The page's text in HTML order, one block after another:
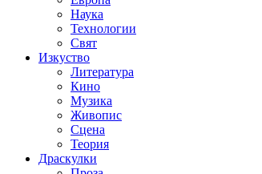
Наука
Технологии
Свят
Изкуство
Литература
Кино
Музика
Живопис
Сцена
Теория
Драскулки